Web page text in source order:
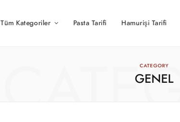
Tüm Kategoriler Pasta Tarifi Hamurişi Tarifi
CATEGORY
GENEL